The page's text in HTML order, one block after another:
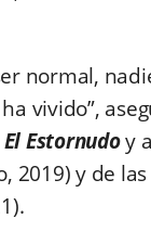
normal,
vivido”,
El Estornudoy
2019) y de